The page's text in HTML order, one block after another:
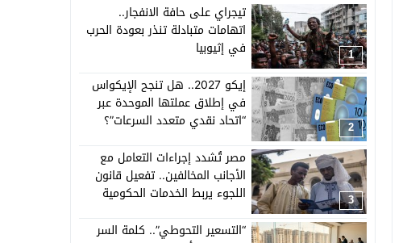
1
تيجراي على حافة الانفجار..
اتهامات متبادلة تنذر بعودة الحرب
في إثيوبيا
2
إيكو 2027.. هل تنجح الإيكواس
في إطلاق عملتها الموحدة عبر
“اتحاد نقدي متعدد السرعات”؟
3
مصر تُشدد إجراءات التعامل مع
الأجانب المخالفين.. تفعيل قانون
اللجوء يربط الخدمات الحكومية
“التسعير التحوطي”.. كلمة السر